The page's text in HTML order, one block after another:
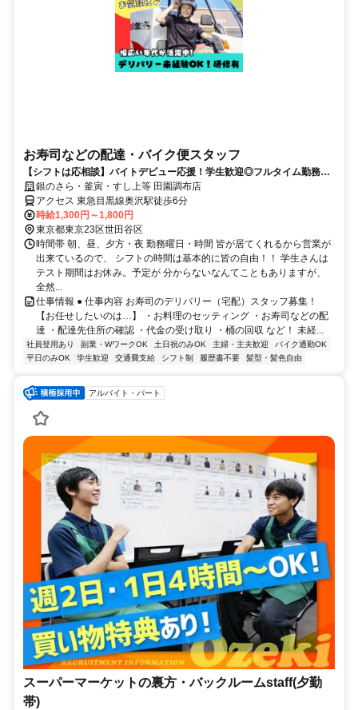
お寿司などの配達・バイク便スタッフ
【シフトは応相談】バイトデビュー応援！学生歓迎◎フルタイム勤務も
OK♪銀のさら・釜寅・すし上等 田園調布店
アクセス 東急目黒線奥沢駅徒歩6分
時給1,300円～1,800円
東京都東京23区世田谷区
時間帯 朝、昼、夕方・夜 勤務曜日・時間 皆が居てくれるから営業が
出来ているので、 シフトの時間は基本的に皆の自由！！ 学生さんは
テスト期間はお休み。予定が 分からないなんてこともありますが、
全然...
仕事情報 ● 仕事内容 お寿司のデリバリー（宅配）スタッフ募集！
【お任せしたいのは…】 ・お料理のセッティング ・お寿司などの配
達 ・配達先住所の確認 ・代金の受け取り ・桶の回収 など！ 未経...
社員登用あり 副業・WワークOK 土日祝のみOK 主婦・主夫歓迎
バイク通勤OK
平日のみOK
学生歓迎 交通費支給 シフト制 履歴書不要 髪型・髪色自由
アルバイト・パート
スーパーマーケットの裏方・バックルームstaff(夕勤
帯)